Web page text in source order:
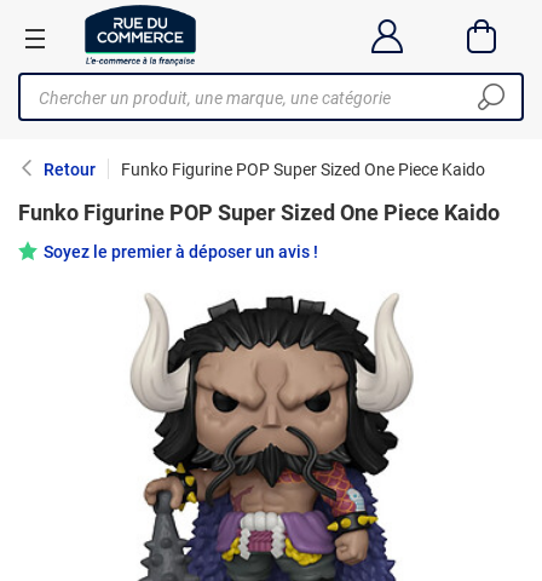
Retour Funko Figurine POP Super Sized One Piece Kaido
Funko Figurine POP Super Sized One Piece Kaido
Soyez le premier à déposer un avis !